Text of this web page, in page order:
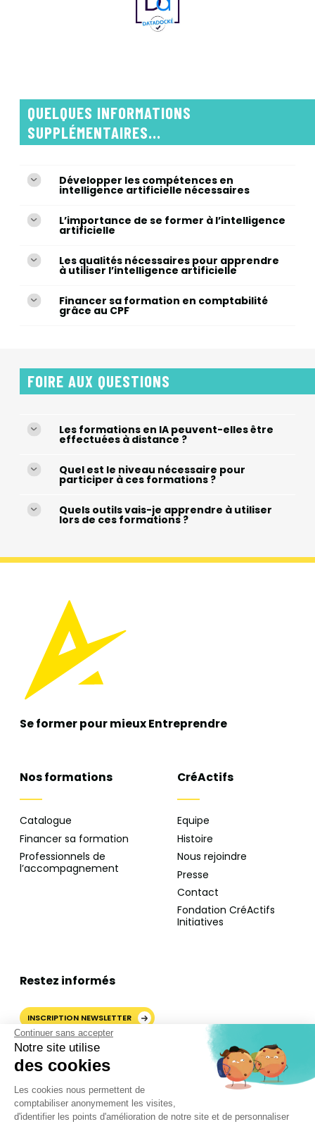
Continuer sans accepter
Notre site utilise
des cookies
Les cookies nous permettent de
comptabiliser anonymement les visites,
d'identifier les points d'amélioration de notre site et de personnaliser
QUELQUES INFORMATIONS
SUPPLÉMENTAIRES...
Développer les compétences en
intelligence artificielle nécessaires
L’importance de se former à l’intelligence
artificielle
Les qualités nécessaires pour apprendre
à utiliser l’intelligence artificielle
Financer sa formation en comptabilité
grâce au CPF
FOIRE AUX QUESTIONS
Les formations en IA peuvent-elles être
effectuées à distance ?
Quel est le niveau nécessaire pour
participer à ces formations ?
Quels outils vais-je apprendre à utiliser
lors de ces formations ?
Se former pour mieuxEntreprendre
Nos formations
Catalogue
Financer sa formation
Professionnels de
l’accompagnement
CréActifs
Equipe
Histoire
Nous rejoindre
Presse
Contact
Fondation CréActifs
Initiatives
Restez informés
INSCRIPTION NEWSLETTER
AJOUTER CRÉACTIFS COMME
SOURCE PRÉFÉRÉE SUR
GOOGLE